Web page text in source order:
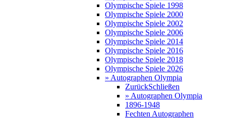
Olympische Spiele 1998
Olympische Spiele 2000
Olympische Spiele 2002
Olympische Spiele 2006
Olympische Spiele 2014
Olympische Spiele 2016
Olympische Spiele 2018
Olympische Spiele 2026
» Autographen Olympia
ZurückSchließen
» Autographen Olympia
1896-1948
Fechten Autographen